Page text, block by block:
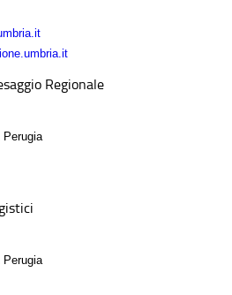
Regionale
Perugia
Perugia